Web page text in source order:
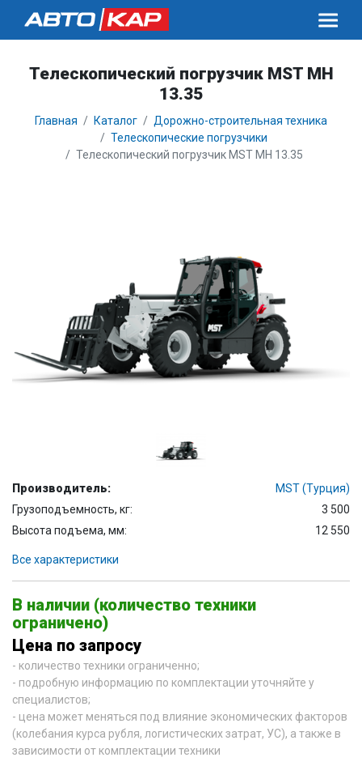
Телескопический погрузчик MST MH
13.35
Главная Каталог
Дорожно-строительная техника
Телескопические погрузчики
Телескопический погрузчик MST MH 13.35
Производитель:
MST (Турция)
Грузоподъемность, кг:
3 500
Высота подъема, мм:
12 550
Все характеристики
В наличии (количество техники
ограничено)
Цена по запросу
- количество техники ограниченно;
- подробную информацию по комплектации уточняйте у
специалистов;
- цена может меняться под влияние экономических факторов
(колебания курса рубля, логистических затрат, УС), а также в
зависимости от комплектации техники